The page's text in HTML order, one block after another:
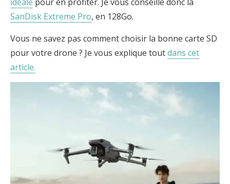
SanDisk Extreme Pro, en 128Go.
Vous ne savez pas comment choisir la bonne carte SD
pour votre drone ? Je vous explique toutdans cet
article.